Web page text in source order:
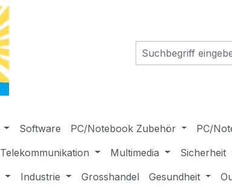
Software PC/Notebook Zubehör PC/
Telekommunikation Multimedia Sicherheit
Industrie Grosshandel Gesundheit